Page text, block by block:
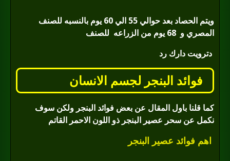
ويتم الحصاد بعد حوالي 55 الي 60 يوم بالنسبه للصنف
المصري و 68 يوم من الزراعه
للصنف
دترويت دارك رد
فوائد البنجر لجسم الانسان
كما قلنا باول المقال عن بعض فوائد البنجر ولكن سوف
نكمل عن سحر عصير البنجر ذو اللون الاحمر القاتم
اهم فوائد عصير البنجر